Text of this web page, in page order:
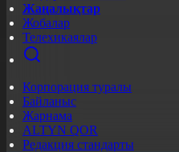
Жаңалықтар
Жобалар
Телехикаялар
Корпорация туралы
Байланыс
Жарнама
ALTYN QOR
Редакция стандарты